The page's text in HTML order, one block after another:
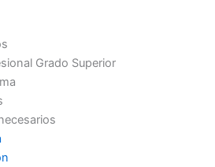
Grado Superior